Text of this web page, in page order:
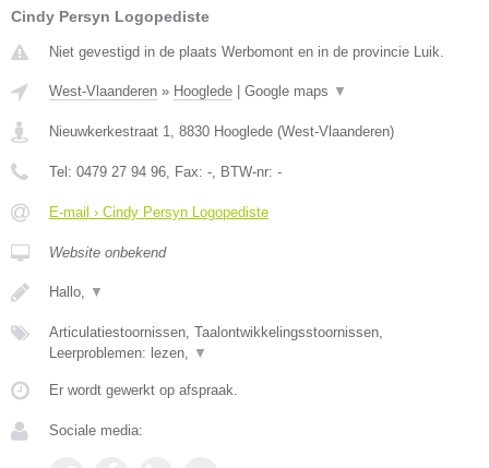
Cindy Persyn Logopediste
Niet gevestigd in de plaats Werbomont en in de provincie Luik.
West-Vlaanderen » Hooglede Google maps ▼
Nieuwkerkestraat 1 8830 Hooglede (West-Vlaanderen)
Tel: 0479 27 94 96 , Fax: - , BTW-nr: -
E-mail › Cindy Persyn Logopediste
Website onbekend
Hallo, ▼
Articulatiestoornissen, Taalontwikkelingsstoornissen,
Leerproblemen: lezen,
▼
Er wordt gewerkt op afspraak.
Sociale media: